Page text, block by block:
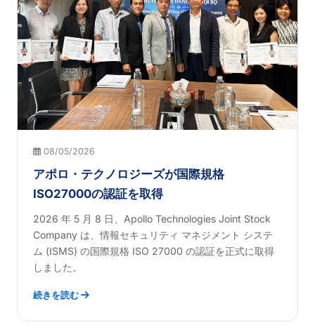
08/05/2026
アポロ・テクノロジーズが国際規格
ISO27000の認証を取得
2026 年 5 月 8 日、Apollo Technologies Joint Stock
Company は、情報セキュリティ マネジメント システ
ム (ISMS) の国際規格 ISO 27000 の認証を正式に取得
しました。
続きを読む